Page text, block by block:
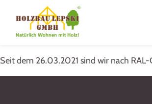
Seit dem 26.03.2021 sind wir nach